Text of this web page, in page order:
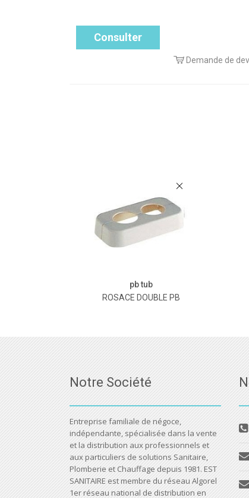
Consulter
Demande de
pb tub
ROSACE DOUBLE PB
Notre Société
Entreprise familiale de négoce,
indépendante, spécialisée dans la vente
et la distribution aux professionnels et
aux particuliers de solutions Sanitaire,
Plomberie et Chauffage depuis 1981. EST
SANITAIRE est membre du réseau Algorel
1er réseau national de distribution en